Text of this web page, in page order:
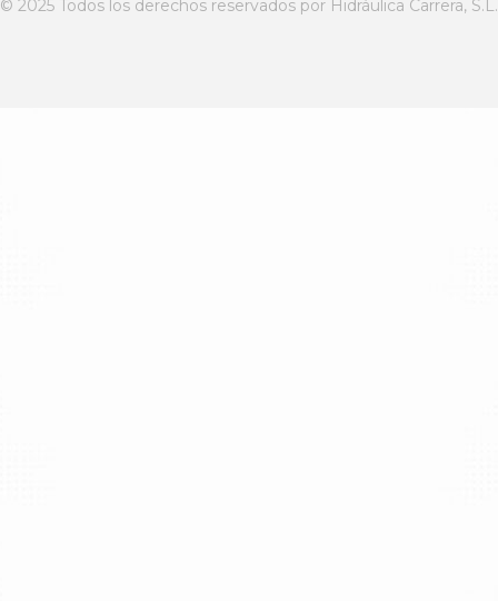
© 2025 Todos los derechos reservados por Hidráulica Carrera, S.L.